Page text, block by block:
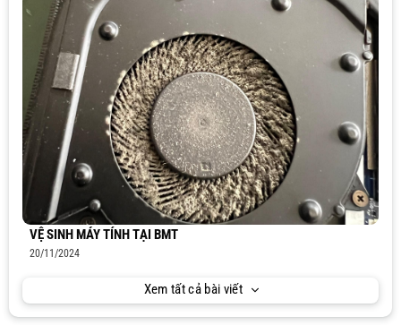
VỆ SINH MÁY TÍNH TẠI BMT
20/11/2024
Xem tất cả bài viết